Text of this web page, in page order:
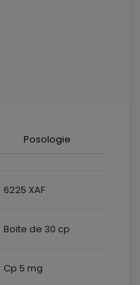
Posologie
6225 XAF
Boite de 30 cp
Cp 5 mg